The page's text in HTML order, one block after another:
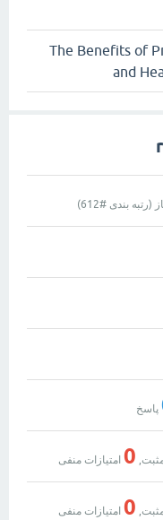
The Benefits of
and
(رتبه بندی #612
)
پاسخ
0 امتیازات منفی
0 امتیازات منفی